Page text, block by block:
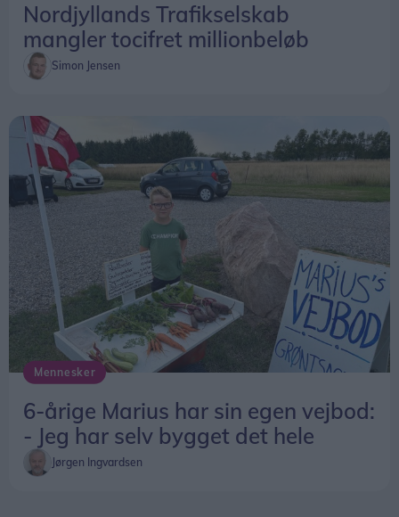
Nordjyllands Trafikselskab
mangler tocifret millionbeløb
Simon Jensen
Mennesker
6-årige Marius har sin egen vejbod:
- Jeg har selv bygget det hele
Jørgen Ingvardsen